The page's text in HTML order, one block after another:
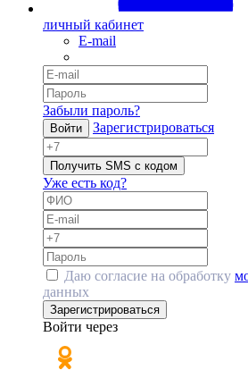
личный кабинет
E-mail
Забыли пароль?
Войти Зарегистрироваться
Получить SMS с кодом
Уже есть код?
Даю согласие на обработку
данных
Зарегистрироваться
Войти через